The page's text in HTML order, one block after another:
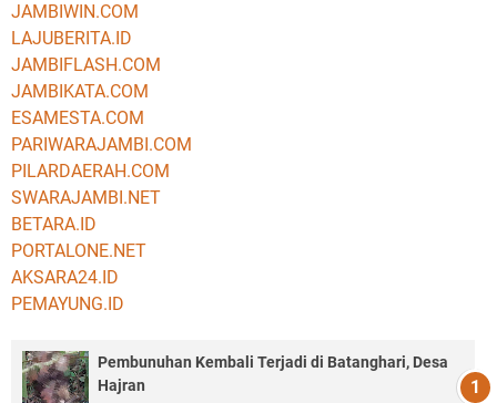
JAMBIWIN.COM
LAJUBERITA.ID
JAMBIFLASH.COM
JAMBIKATA.COM
ESAMESTA.COM
PARIWARAJAMBI.COM
PILARDAERAH.COM
SWARAJAMBI.NET
BETARA.ID
PORTALONE.NET
AKSARA24.ID
PEMAYUNG.ID
Pembunuhan Kembali Terjadi di Batanghari, Desa
Hajran